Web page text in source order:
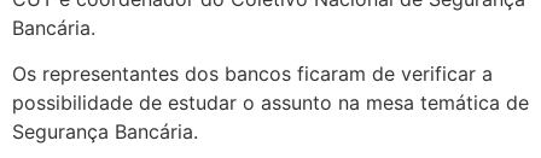
Bancária.
Os representantes dos bancos ficaram de verificar a
possibilidade de estudar o assunto na mesa temática de
Segurança Bancária.